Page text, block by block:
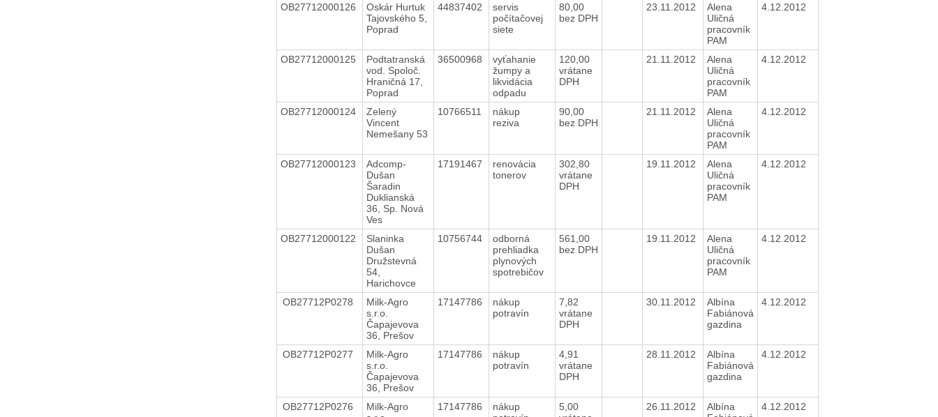
OB27712000126
Oskár Hurtuk
Tajovského 5,
Poprad
44837402
servis
počítačovej
siete
80,00
bez DPH
23.11.2012
Alena
Uličná
pracovník
PAM
4.12.2012
OB27712000125
Podtatranská
vod. Spoloč.
Hraničná 17,
Poprad
36500968
vyťahanie
žumpy a
likvidácia
odpadu
120,00
vrátane
DPH
21.11.2012
Alena
Uličná
pracovník
PAM
4.12.2012
OB27712000124
Zelený
Vincent
Nemešany 53
10766511
nákup
reziva
90,00
bez DPH
21.11.2012
Alena
Uličná
pracovník
PAM
4.12.2012
OB27712000123
Adcomp-
Dušan
Šaradin
Duklianská
36, Sp. Nová
Ves
17191467
renovácia
tonerov
302,80
vrátane
DPH
19.11.2012
Alena
Uličná
pracovník
PAM
4.12.2012
OB27712000122
Slaninka
Dušan
Družstevná
54,
Harichovce
10756744
odborná
prehliadka
plynových
spotrebičov
561,00
bez DPH
19.11.2012
Alena
Uličná
pracovník
PAM
4.12.2012
OB27712P0278
Milk-Agro
s.r.o.
Čapajevova
36, Prešov
17147786
nákup
potravín
7,82
vrátane
DPH
30.11.2012
Albína
Fabiánová
gazdina
4.12.2012
OB27712P0277
Milk-Agro
s.r.o.
Čapajevova
36, Prešov
17147786
nákup
potravín
4,91
vrátane
DPH
28.11.2012
Albína
Fabiánová
gazdina
4.12.2012
OB27712P0276
Milk-Agro
17147786
nákup
5,00
26.11.2012
Albína
4.12.2012